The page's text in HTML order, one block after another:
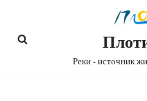
Перейти
Реки - источник